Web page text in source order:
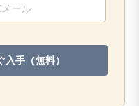
手（無料）